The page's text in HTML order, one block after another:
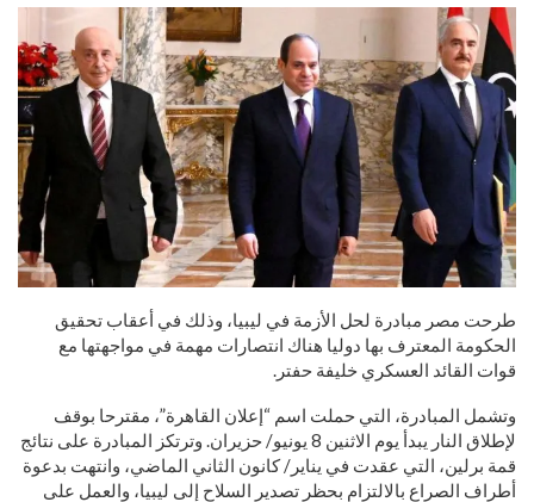
طرحت مصر مبادرة لحل الأزمة في ليبيا، وذلك في أعقاب تحقيق
الحكومة المعترف بها دوليا هناك انتصارات مهمة في مواجهتها مع
قوات القائد العسكري خليفة حفتر.
وتشمل المبادرة، التي حملت اسم “إعلان القاهرة”، مقترحا بوقف
لإطلاق النار يبدأ يوم الاثنين 8 يونيو/ حزيران. وترتكز المبادرة على نتائج
قمة برلين، التي عقدت في يناير/ كانون الثاني الماضي، وانتهت بدعوة
أطراف الصراع بالالتزام بحظر تصدير السلاح إلى ليبيا، والعمل على